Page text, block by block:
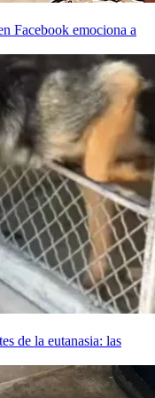
Facebook emociona a
de la eutanasia: las